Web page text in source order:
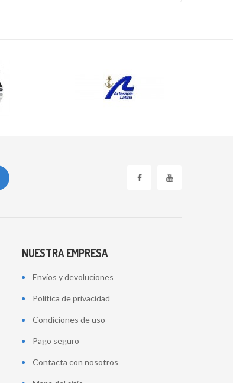
NUESTRA EMPRESA
Envíos y devoluciones
Política de privacidad
Condiciones de uso
Pago seguro
Contacta con nosotros